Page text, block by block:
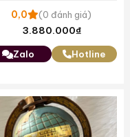
0,0 (0 đánh giá)
3.880.000₫
Zalo Hotline